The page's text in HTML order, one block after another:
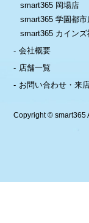
smart365 岡場店
smart365 学園都市
smart365 カイン
会社概要
店舗一覧
お問い合わせ・来
Copyright © smart365